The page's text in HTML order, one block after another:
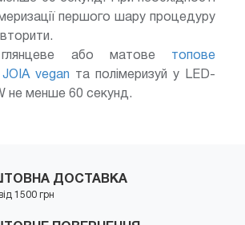
першого шару процедуру
або матове топове
vegan та полімеризуй у LED-
не менше 60 секунд.
ДОСТАВКА
1500 грн